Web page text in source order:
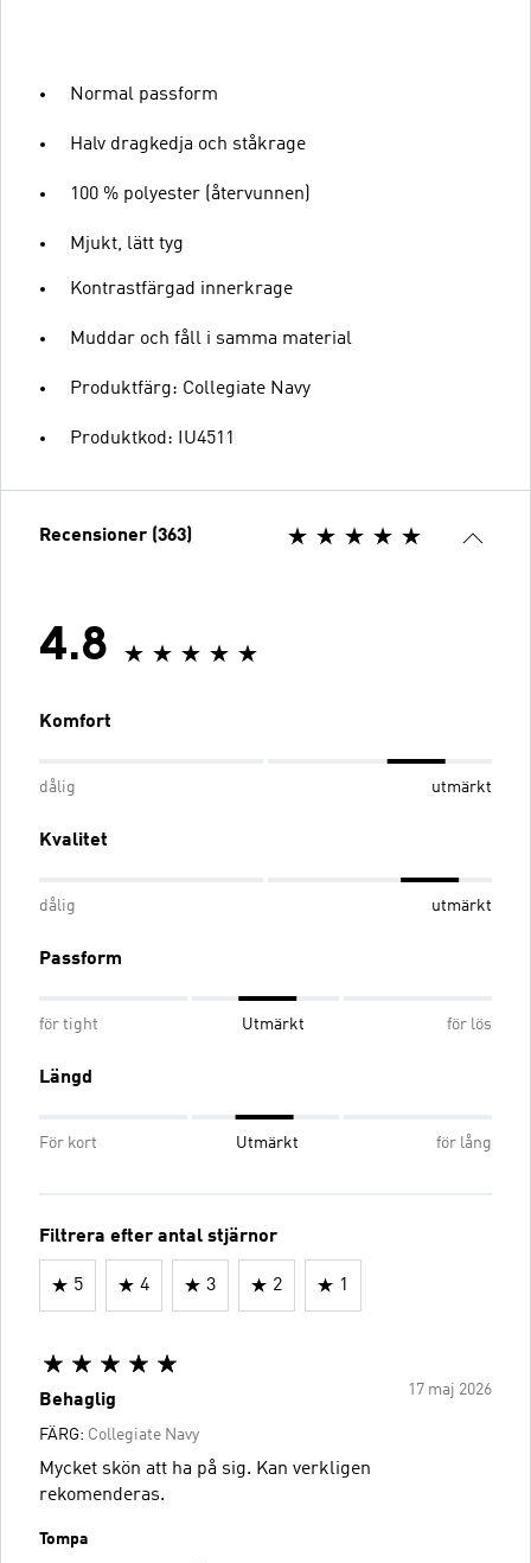
Normal passform
Halv dragkedja och ståkrage
100 % polyester (återvunnen)
Mjukt, lätt tyg
Kontrastfärgad innerkrage
Muddar och fåll i samma material
Produktfärg: Collegiate Navy
Produktkod: IU4511
Recensioner (363)
4.8
Komfort
dålig utmärkt
Kvalitet
dålig utmärkt
Passform
för tight Utmärkt för lös
Längd
För kort Utmärkt för lång
Filtrera efter antal stjärnor
5 4 3 2 1
17 maj 2026
Behaglig
FÄRG: Collegiate Navy
Mycket skön att ha på sig. Kan verkligen
rekomenderas.
Tompa